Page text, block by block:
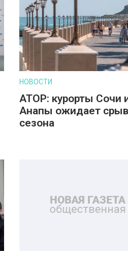
НОВОСТИ
АТОР: курорты Сочи
Анапы ожидает срыв
сезона